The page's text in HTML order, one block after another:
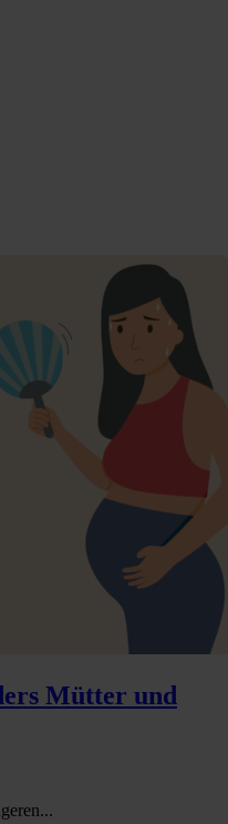
Mütter und